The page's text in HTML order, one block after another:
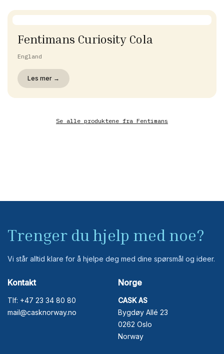
Fentimans Curiosity Cola
England
Les mer →
Se alle produktene fra Fentimans
Trenger du hjelp med noe?
Vi står alltid klare for å hjelpe deg med dine spørsmål og ideer.
Kontakt
Tlf: +47 23 34 80 80
mail@casknorway.no
Norge
CASK AS
Bygdøy Allé 23
0262 Oslo
Norway